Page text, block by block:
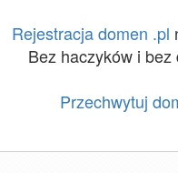
Rejestracja domen .pl
Bez haczyków i
Przechwytuj